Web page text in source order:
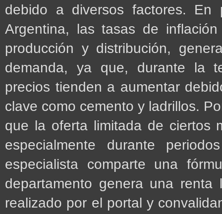
debido a diversos factores.
Argentina, las tasas de
producción y distribución,
demanda, ya que, durante la
precios tienden a aumentar
clave como cemento y ladrillos.
que la oferta limitada de ciertos
especialmente durante
especialista comparte una
departamento genera una renta
realizado por el portal y